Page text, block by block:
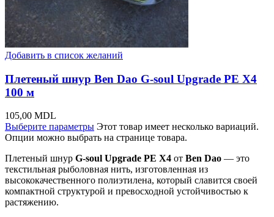
Добавить в список желаний
Плетеный шнур Ben Dao G-soul Upgrade PE X4
100 м
105,00 MDL
Выберите параметры Этот товар имеет несколько вариаций.
Опции можно выбрать на странице товара.
Плетеный шнур G-soul Upgrade PE X4 от Ben Dao — это
текстильная рыболовная нить, изготовленная из
высококачественного полиэтилена, который славится своей
компактной структурой и превосходной устойчивостью к
растяжению.